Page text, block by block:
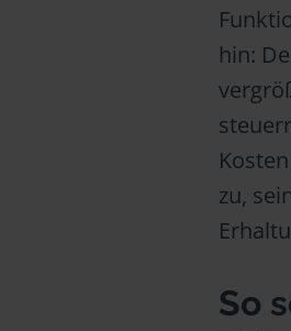
hin:
zu,
So